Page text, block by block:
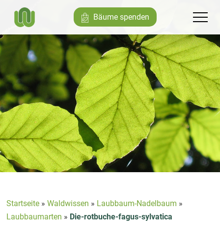
Bäume spenden
Startseite »Waldwissen » Laubbaum-Nadelbaum »
Laubbaumarten » Die-rotbuche-fagus-sylvatica